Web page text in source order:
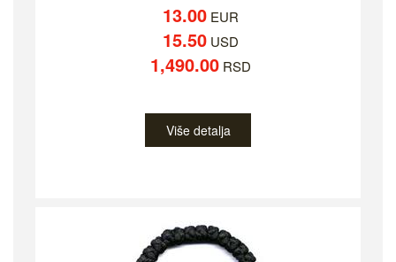
13.00EUR
15.50USD
1,490.00RSD
Više detalja